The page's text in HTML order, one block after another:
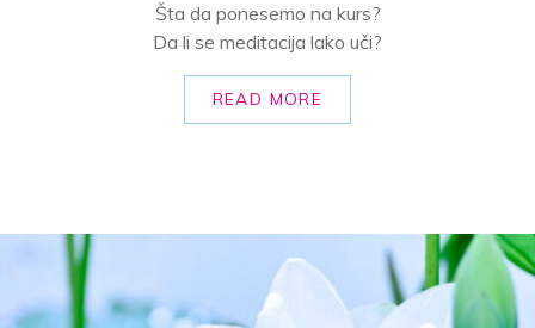
Šta da ponesemo na kurs?
Da li se meditacija lako uči?
READ MORE